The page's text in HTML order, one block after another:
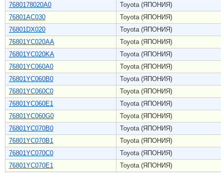
7680178020A0
Toyota (ЯПОНИЯ)
76801AC030
Toyota (ЯПОНИЯ)
76801DX020
Toyota (ЯПОНИЯ)
76801YC020AA
Toyota (ЯПОНИЯ)
76801YC020KA
Toyota (ЯПОНИЯ)
76801YC060A0
Toyota (ЯПОНИЯ)
76801YC060B0
Toyota (ЯПОНИЯ)
76801YC060C0
Toyota (ЯПОНИЯ)
76801YC060E1
Toyota (ЯПОНИЯ)
76801YC060G0
Toyota (ЯПОНИЯ)
76801YC070B0
Toyota (ЯПОНИЯ)
76801YC070B1
Toyota (ЯПОНИЯ)
76801YC070C0
Toyota (ЯПОНИЯ)
76801YC070E1
Toyota (ЯПОНИЯ)